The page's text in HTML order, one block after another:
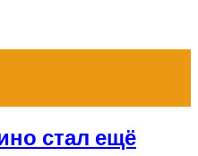
стал ещё